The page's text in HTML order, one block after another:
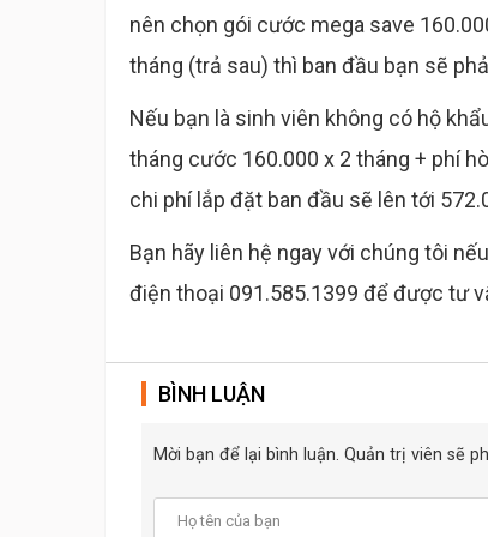
nên chọn gói cước mega save
tháng (trả sau) thì ban đầu bạn sẽ
Nếu bạn là sinh viên không có hộ
tháng cước 160.000 x 2 tháng + phí
chi phí lắp đặt ban đầu sẽ lên tới
Bạn hãy liên hệ ngay với chúng tôi
điện thoại 091.585.1399 để được tư
BÌNH LUẬN
Mời bạn để lại bình luận. Quản trị viên sẽ